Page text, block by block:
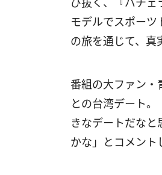
モデルでスポー
の旅を通じて、真
番組の大ファン・
との台湾デート
きなデートだな
かな」とコメント